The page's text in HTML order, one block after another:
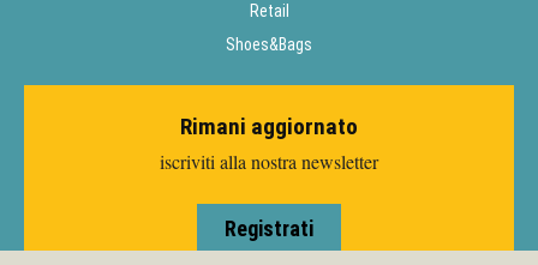
Retail
Shoes&Bags
Rimani aggiornato
iscriviti alla nostra newsletter
Registrati